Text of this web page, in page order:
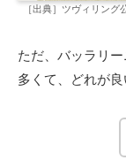
［出典］ツヴィリング
ただ、バッラリ
多くて、どれが良